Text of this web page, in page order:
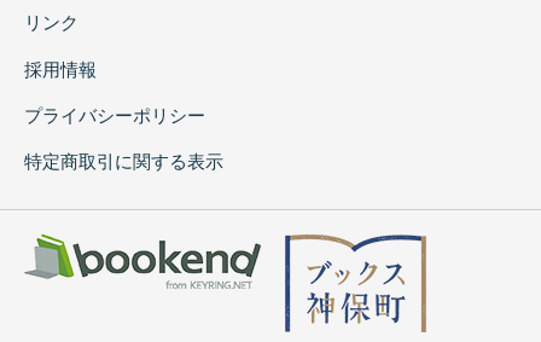
リンク
採用情報
プライバシーポリシー
特定商取引に関する表示